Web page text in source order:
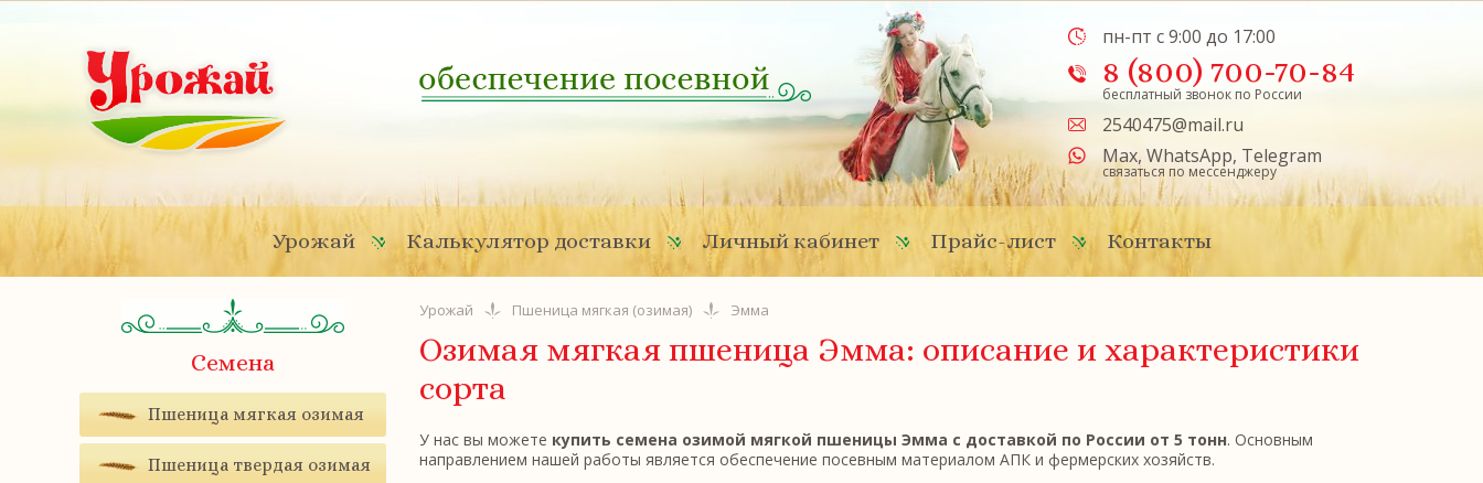
пн-пт с 9:00 до 17:00
8 (800) 700-70-84
бесплатный звонок по России
2540475@mail.ru
Max, WhatsApp, Telegram
связаться по мессенджеру
Урожай Калькулятор доставки Личный кабинет Прайс-лист Контакты
Семена
Пшеница мягкая озимая
Пшеница твердая озимая
Урожай Пшеница мягкая (озимая) Эмма
Озимая мягкая пшеница Эмма: описание и характеристики
сорта
У нас вы можете купить семена озимой мягкой пшеницы Эмма с доставкой по России от 5 тонн. Основным
направлением нашей работы является обеспечение посевным материалом АПК и фермерских хозяйств.